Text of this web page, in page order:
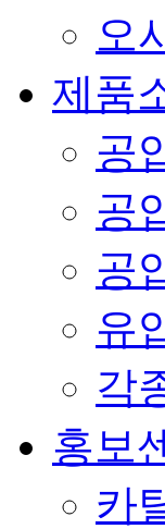
오
제품
공
공
공
유
각
홍보
카